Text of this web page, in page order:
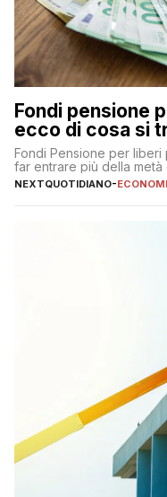
Fondi pensione
ecco di cosa si
Fondi Pensione per liberi
far entrare più della
NEXTQUOTIDIANO-